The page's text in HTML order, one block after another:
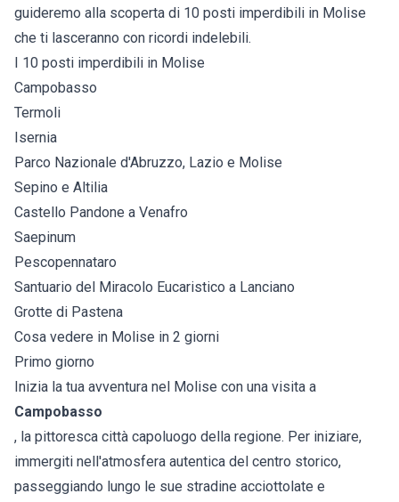
guideremo alla scoperta di 10 posti imperdibili in Molise
che ti lasceranno con ricordi indelebili.
I 10 posti imperdibili in Molise
Campobasso
Termoli
Isernia
Parco Nazionale d'Abruzzo, Lazio e Molise
Sepino e Altilia
Castello Pandone a Venafro
Saepinum
Pescopennataro
Santuario del Miracolo Eucaristico a Lanciano
Grotte di Pastena
Cosa vedere in Molise in 2 giorni
Primo giorno
Inizia la tua avventura nel Molise con una visita a
Campobasso
, la pittoresca città capoluogo della regione. Per iniziare,
immergiti nell'atmosfera autentica del centro storico,
passeggiando lungo le sue stradine acciottolate e